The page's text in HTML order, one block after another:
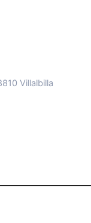
Villalbilla